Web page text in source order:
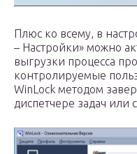
Плюс ко всему, в
– Настройки» можно
выгрузки процесса
контролируемые
WinLock методом
диспетчере задач